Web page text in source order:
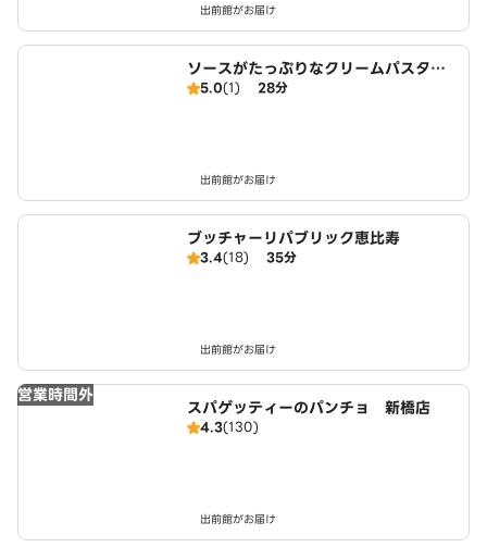
出前館がお届け
ソースがたっぷりなクリームパスタ
六本木 クリーム天国
5.0(1) 28分
出前館がお届け
ブッチャーリパブリック恵比寿
3.4(18) 35分
出前館がお届け
営業時間外
スパゲッティーのパンチョ 新橋店
4.3(130)
出前館がお届け